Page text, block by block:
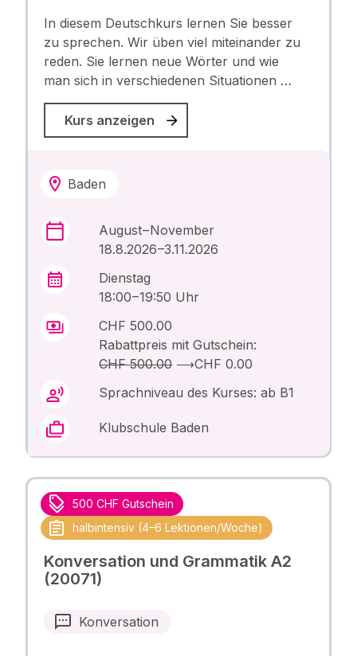
In diesem Deutschkurs lernen Sie besser
zu sprechen. Wir üben viel miteinander zu
reden. Sie lernen neue Wörter und wie
man sich in verschiedenen Situationen …
Kurs anzeigen
Baden
August – November
18.8.2026 –3.11.2026
Dienstag
18:00 – 19:50 Uhr
CHF 500.00
Rabattpreis mit Gutschein:
CHF 500.00⟶CHF 0.00
Sprachniveau des Kurses: ab B1
Klubschule Baden
500 CHF Gutschein
halbintensiv (4–6 Lektionen/Woche)
Konversation und Grammatik A2
(20071)
Konversation